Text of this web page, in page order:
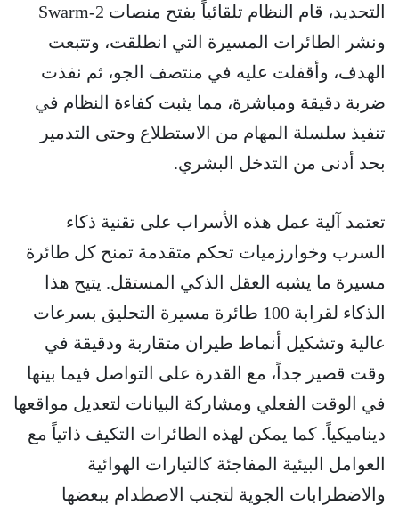
التحديد، قام النظام تلقائياً بفتح منصات Swarm-2
ونشر الطائرات المسيرة التي انطلقت، وتتبعت
الهدف، وأقفلت عليه في منتصف الجو، ثم نفذت
ضربة دقيقة ومباشرة، مما يثبت كفاءة النظام في
تنفيذ سلسلة المهام من الاستطلاع وحتى التدمير
بحد أدنى من التدخل البشري.
تعتمد آلية عمل هذه الأسراب على تقنية ذكاء
السرب وخوارزميات تحكم متقدمة تمنح كل طائرة
مسيرة ما يشبه العقل الذكي المستقل. يتيح هذا
الذكاء لقرابة 100 طائرة مسيرة التحليق بسرعات
عالية وتشكيل أنماط طيران متقاربة ودقيقة في
وقت قصير جداً، مع القدرة على التواصل فيما بينها
في الوقت الفعلي ومشاركة البيانات لتعديل مواقعها
ديناميكياً. كما يمكن لهذه الطائرات التكيف ذاتياً مع
العوامل البيئية المفاجئة كالتيارات الهوائية
والاضطرابات الجوية لتجنب الاصطدام ببعضها